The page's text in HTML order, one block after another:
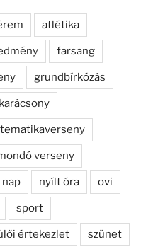
atlétika
farsang
grundbírkózás
karácsony
verseny
nyílt óra ovi
sport
értekezlet szünet